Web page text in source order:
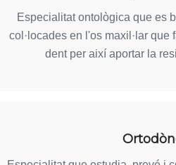
Especialitat ontològica que es
col·locades en l'os maxil·lar que
dent per així aportar la